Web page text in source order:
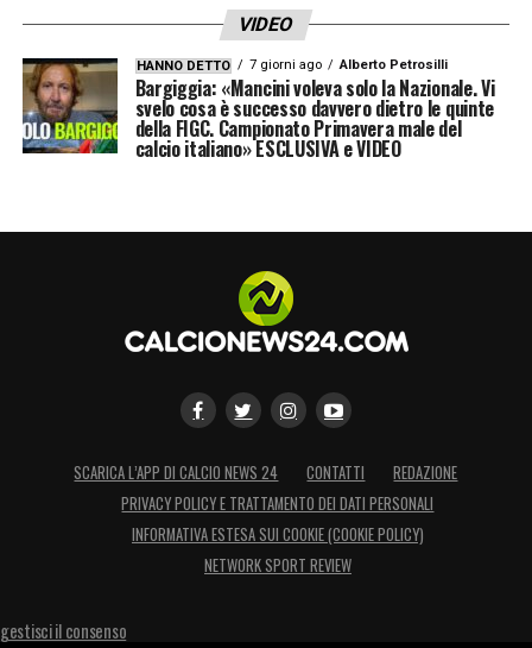
VIDEO
HANNO DETTO 7 giorni ago Alberto Petrosilli
Bargiggia: «Mancini voleva solo la Nazionale. Vi
svelo cosa è successo davvero dietro le quinte
della FIGC. Campionato Primavera male del
calcio italiano» ESCLUSIVA e VIDEO
SCARICA L’APP DI CALCIO NEWS 24 CONTATTI
REDAZIONE
PRIVACY POLICY E TRATTAMENTO DEI DATI PERSONALI
INFORMATIVA ESTESA SUI COOKIE (COOKIE POLICY)
NETWORK SPORT REVIEW
gestisci il consenso